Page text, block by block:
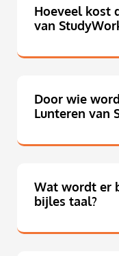
Hoeveel kost
van
Door wie
Lunteren van
Wat wordt er
bijles taal?